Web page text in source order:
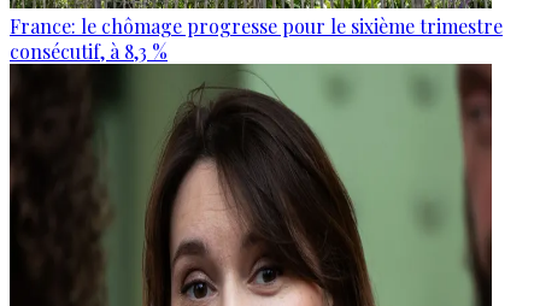
France: le chômage progresse pour le sixième trimestre
consécutif, à 8,3 %